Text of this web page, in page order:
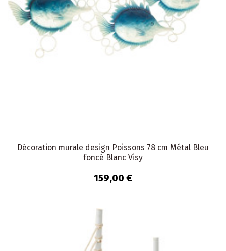
Décoration murale design Poissons 78 cm Métal Bleu
foncé Blanc Visy
159,00 €